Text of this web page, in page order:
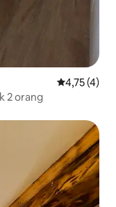
Nilai rata-
4,75 (4)
2 orang